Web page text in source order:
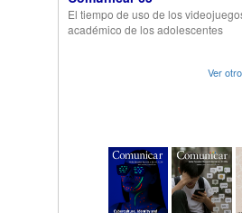
El tiempo de uso de los
académico de los adolescentes
Ver